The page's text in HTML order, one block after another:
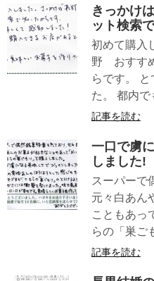
きっかけ
ット検索
初めて購入
野 おすす
らです。
た。 都内で
記事を読む
一口で虜
しました!
スーパーで
元々白あん
こともあっ
らの「巣ご
記事を読む